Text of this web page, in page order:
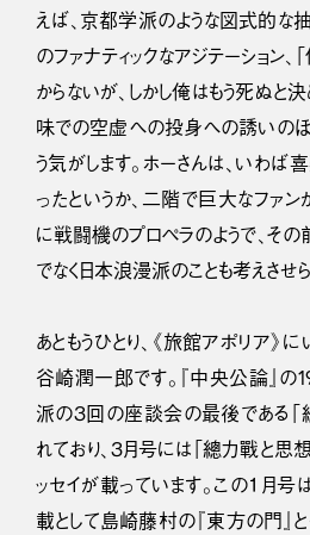
えば、京都学派のような図式的な
のファナティックなアジテーション
からないが、しかし俺はもう死ぬと
味での空虚への投身への誘いのほ
う気がします。ホーさんは、いわば
ったというか、二階で巨大なファン
に戦闘機のプロペラのようで、そ
でなく日本浪漫派のことも考えさせら
あともうひとり、《旅館アポリア》
谷崎潤一郎です。『中央公論』の
派の３回の座談会の最後である
れており、３月号には「總力戰と思
ッセイが載っています。この１月号
載として島崎藤村の『東方の門』